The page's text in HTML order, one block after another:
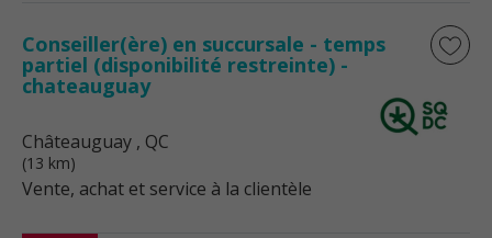
Conseiller(ère) en succursale - temps
partiel (disponibilité restreinte) -
chateauguay
Châteauguay , QC
(13 km)
Vente, achat et service à la clientèle